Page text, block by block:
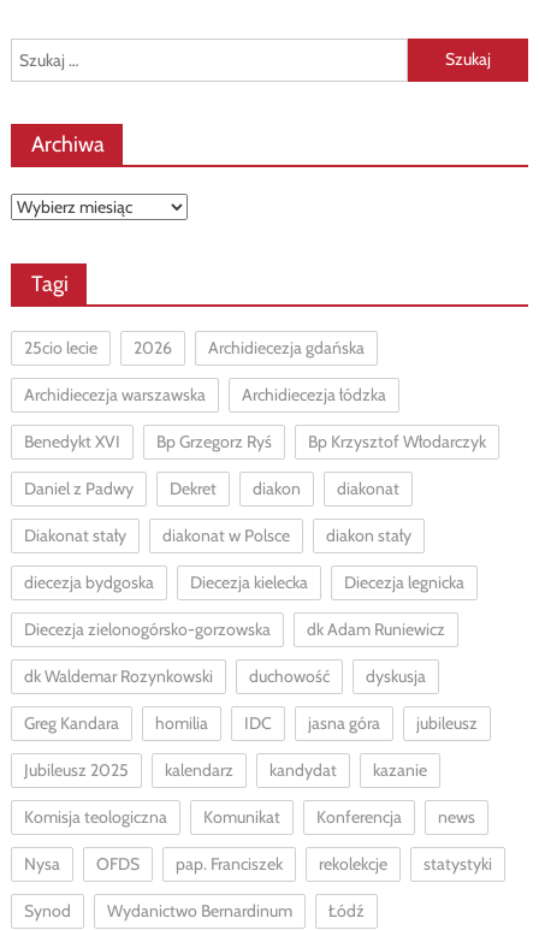
Szukaj:
Archiwa
Archiwa
Tagi
25cio lecie 2026 Archidiecezja gdańska
Archidiecezja warszawska Archidiecezja łódzka
Benedykt XVI Bp Grzegorz Ryś Bp Krzysztof Włodarczyk
Daniel z Padwy Dekret diakon diakonat
Diakonat stały diakonat w Polsce diakon stały
diecezja bydgoska Diecezja kielecka Diecezja legnicka
Diecezja zielonogórsko-gorzowska dk Adam Runiewicz
dk Waldemar Rozynkowski duchowość dyskusja
Greg Kandara homilia IDC jasna góra jubileusz
Jubileusz 2025 kalendarz kandydat kazanie
Komisja teologiczna Komunikat Konferencja news
Nysa OFDS pap. Franciszek rekolekcje statystyki
Synod Wydanictwo Bernardinum Łódź